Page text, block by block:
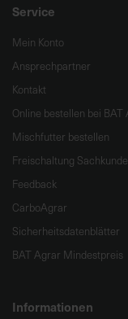
Service
Mein Konto
Ansprechpartner
Kontakt
Online bestellen bei BAT
Mischfutter bestellen
Freischaltung
Feedback
CarboAgrar
Sicherheitsdatenblätter
BAT Agrar Mindestpreis
Informationen